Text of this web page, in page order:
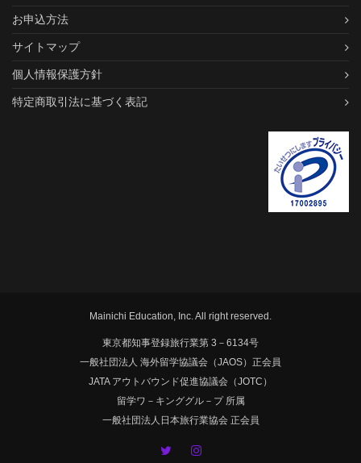
お申込方法
サイトマップ
個人情報保護方針
特定商取引法に基づく表記
Mainichi Education, Inc. All right reserved.
東京都知事登録旅行業第 3－6134号
一般社団法人 海外留学協議会（JAOS）正会員
JATA アウトバウンド促進協議会（JOTC）
留学ワ－キンググル－プ 所属
一般社団法人日本旅行業協会 正会員